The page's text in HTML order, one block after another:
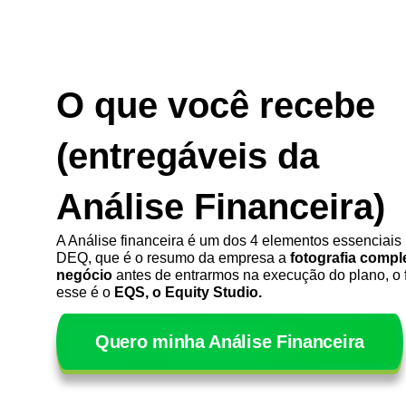
O que você recebe
(entregáveis da
Análise Financeira)
A Análise financeira é um dos 4 elementos essenciais
DEQ, que é o resumo da empresa a fotografia
negócio antes de entrarmos na execução do plano, o
esse é o EQS, o Equity Studio.
Quero minha Análise Financeira